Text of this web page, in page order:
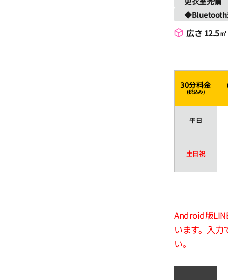
◆Bluetooth
広さ 12.5㎡
30分料金
(税込み)
平日
土日祝
Android版
います。入
い。